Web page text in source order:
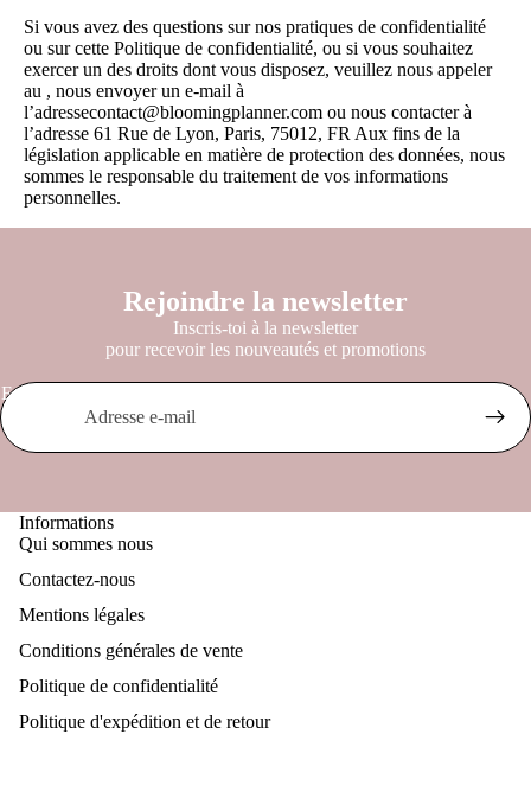
Si vous avez des questions sur nos pratiques de confidentialité
ou sur cette Politique de confidentialité, ou si vous souhaitez
exercer un des droits dont vous disposez, veuillez nous appeler
au , nous envoyer un e-mail à
l’adressecontact@bloomingplanner.com ou nous contacter à
l’adresse 61 Rue de Lyon, Paris, 75012, FR Aux fins de la
législation applicable en matière de protection des données, nous
sommes le responsable du traitement de vos informations
personnelles.
Rejoindre la newsletter
Inscris-toi à la newsletter
pour recevoir les nouveautés et promotions
E-mail
Informations
Qui sommes nous
Contactez-nous
Mentions légales
Conditions générales de vente
Politique de confidentialité
Politique d'expédition et de retour